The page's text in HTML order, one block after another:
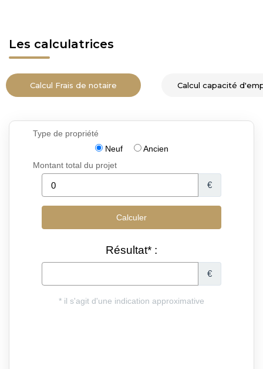
Les calculatrices
Calcul Frais de notaire Calcul capacité